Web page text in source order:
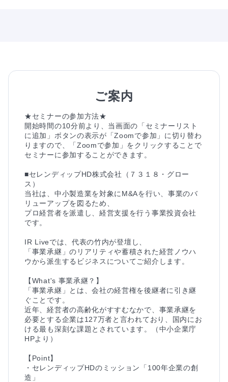
ご案内
★セミナーの参加方法★
開始時間の10分前より、当画面の「セミナーリスト
に追加」ボタンの表示が「Zoomで参加」に切り替わ
りますので、「Zoomで参加」をクリックすることで
セミナーに参加することができます。
■セレンディップHD株式会社（７３１８・グロー
ス）
当社は、中小製造業を対象にM&Aを行い、事業のバ
リューアップを図るため、
プロ経営者を派遣し、経営支援を行う事業投資会社
です。
IR Liveでは、代表の竹内が登壇し、
「事業承継」のリアリティや蓄積された経営ノウハ
ウから派生するビジネスについてご紹介します。
【What's 事業承継？】
「事業承継」とは、会社の経営権を後継者に引き継
ぐことです。
近年、経営者の高齢化がすすむなかで、事業承継を
必要とする企業は127万者と言われており、国内にお
ける最も深刻な課題とされています。（中小企業庁
HPより）
【Point】
・セレンディップHDのミッション「100年企業の創
造」